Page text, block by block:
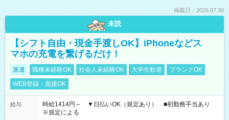
掲載日：2026.07.30
未読
【シフト自由・現金手渡しOK】iPhoneなどス
マホの充電を繋げるだけ！
派遣 職種未経験OK 社会人未経験OK 大学生歓迎
ブランクOK
WEB登録・面接OK
給与
時給1414円～ ▼日払いOK（規定あり） ■初勤務手当あり
※規定による